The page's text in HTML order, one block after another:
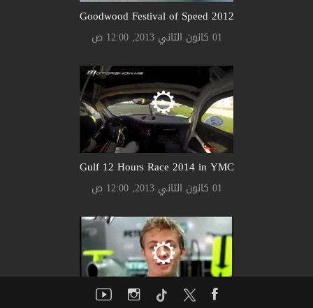
Goodwood Festival of Speed 2012
01 كانون الثاني 2013, 12:00 ص
Gulf 12 Hours Race 2014 in YMC
01 كانون الثاني 2013, 12:00 ص